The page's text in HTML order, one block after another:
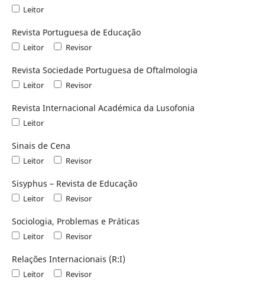
Leitor
Revista Portuguesa de Educação
Leitor Revisor
Revista Sociedade Portuguesa de Oftalmologia
Leitor Revisor
Revista Internacional Académica da Lusofonia
Leitor
Sinais de Cena
Leitor Revisor
Sisyphus – Revista de Educação
Leitor Revisor
Sociologia, Problemas e Práticas
Leitor Revisor
Relações Internacionais (R:I)
Leitor Revisor